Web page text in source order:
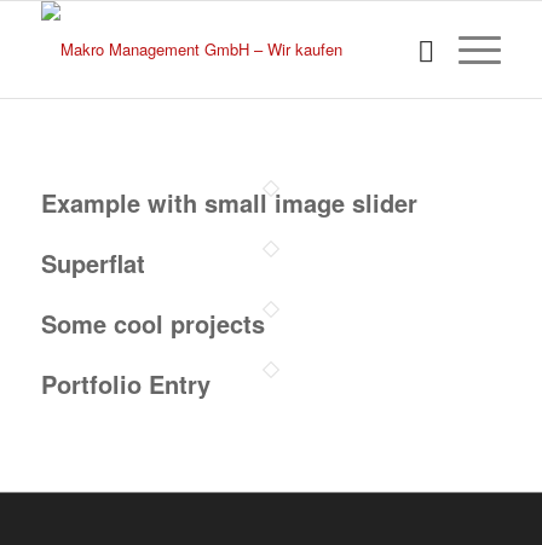
Example with small image slider
Superflat
Some cool projects
Portfolio Entry